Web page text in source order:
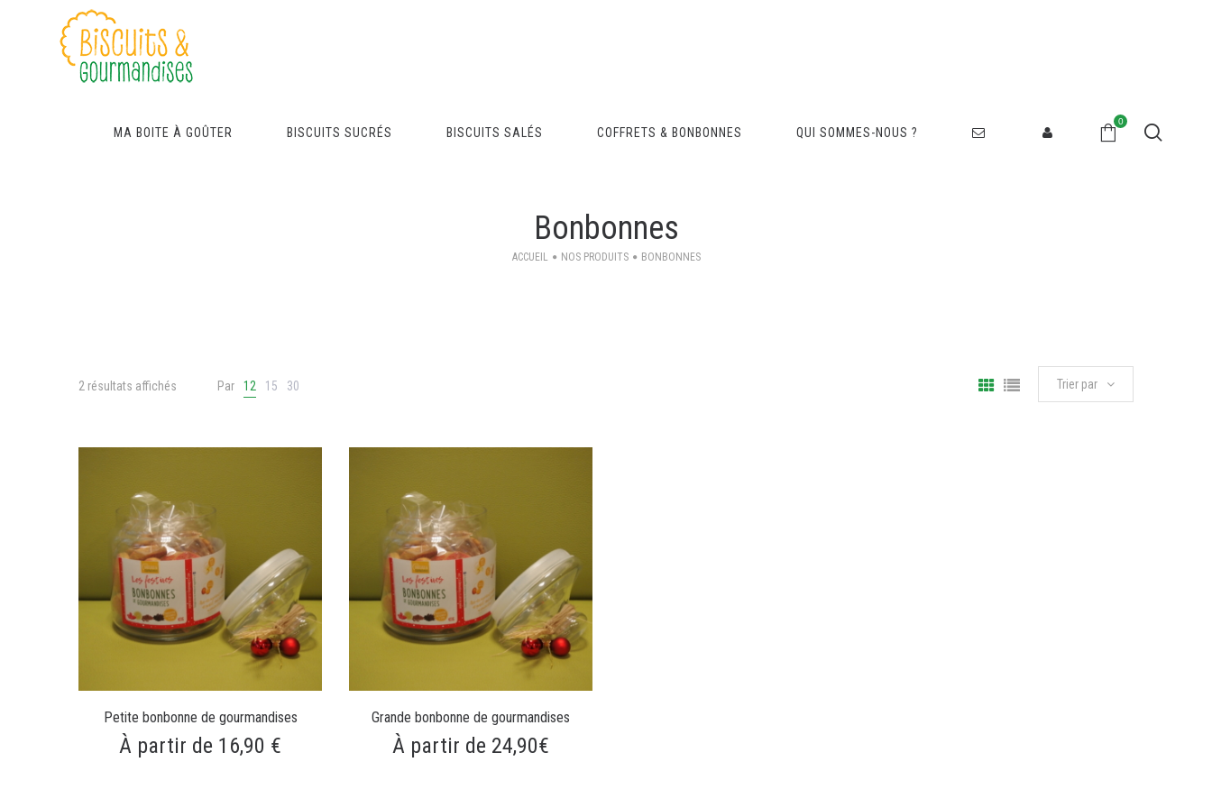
MA BOITE À GOÛTER BISCUITS SUCRÉS BISCUITS SALÉS COFFRETS & BONBONNES QUI SOMMES-NOUS ?
0
Bonbonnes
ACCUEIL NOS PRODUITS BONBONNES
2 résultats affichés Par 12 15 30 Trier par
Petite bonbonne de gourmandises
À partir de 16,90 €
Grande bonbonne de gourmandises
À partir de 24,90€